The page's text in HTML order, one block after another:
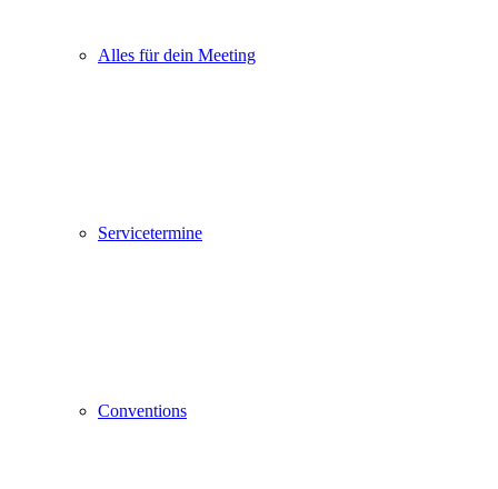
Alles für dein Meeting
Servicetermine
Conventions